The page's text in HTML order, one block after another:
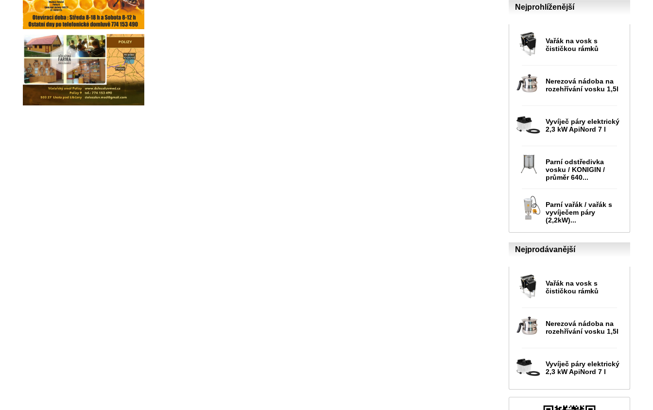
Nejprohlíženější
Vařák na vosk s
čističkou rámků
Nerezová nádoba na
rozehřívání vosku 1,5l
Vyvíječ páry elektrický
2,3 kW ApiNord 7 l
Parní odstředivka
vosku / KONIGIN /
průměr 640...
Parní vařák / vařák s
vyvíječem páry
(2,2kW)...
Nejprodávanější
Vařák na vosk s
čističkou rámků
Nerezová nádoba na
rozehřívání vosku 1,5l
Vyvíječ páry elektrický
2,3 kW ApiNord 7 l